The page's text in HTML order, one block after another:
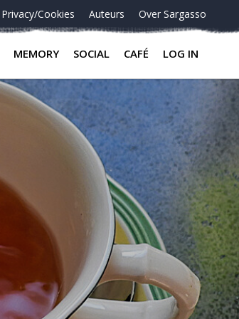
Privacy/Cookies Auteurs Over Sargasso
MEMORY SOCIAL CAFÉ LOG IN